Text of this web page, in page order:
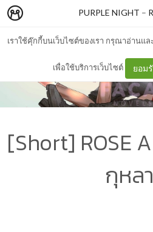
เราใช้คุ๊กกี้บนเว็บไซต์ของเรา กรุณาอ่านแ
เพื่อใช้บริการเว็บไซต์ ยอม
PURPLE NIGHT –
[Short] ROSE
กุหล